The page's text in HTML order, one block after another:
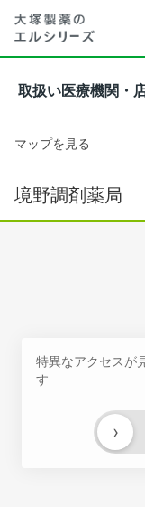
取扱い医療機関・
マップを見る
境野調剤薬局
特異なアクセスが
す
›